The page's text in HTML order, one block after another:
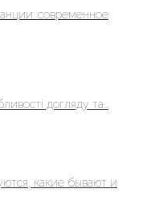
современное
догляду та...
какие бывают и